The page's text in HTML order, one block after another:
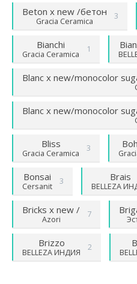
Beton х new /бетон
Gracia Ceramica
3
Bianchi
Gracia Ceramica
1
Blanc х new/monocolor
Blanc х new/monocolor
Bliss
Gracia Ceramica
3
Bonsai
Cersanit
3 Brais
BELLEZA
Bricks х new /
Azori
7
Brizzo
BELLEZA ИНДИЯ
2